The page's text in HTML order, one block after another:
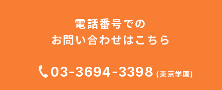
電話番号での
お問い合わせはこちら
03-3694-3398 (東京学園)